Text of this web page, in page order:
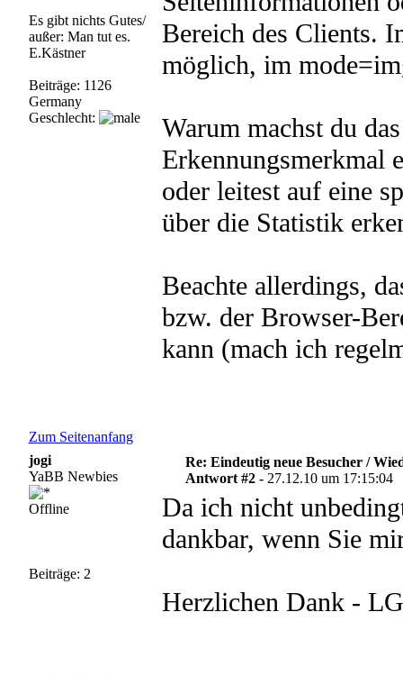
Es gibt nichts Gutes/
außer: Man tut es.
E.Kästner
Beiträge: 1126
Germany
Geschlecht:
Bereich des Clients.
möglich, im
Warum machst du
Erkennungsmerkmal
oder leitest auf eine
über die Statistik
Beachte allerdings,
bzw. der Browser-
kann (mach ich
Zum Seitenanfang
jogi
YaBB Newbies
Offline
Beiträge: 2
Re: Eindeutig neue Besucher /
Antwort #2 - 27.12.10 um 17:15:04
Da ich nicht
dankbar, wenn Sie
Herzlichen Dank - LG